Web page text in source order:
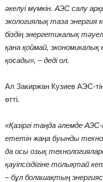
әкелуі мүмкін. АЭС салу
экологиялық таза энергия
біздің энергетикалық
қана қоймай, экономикалық
қосады», – деді ол.
Ал Закиржан Кузиев АЭС-тің
өтті.
«Қазіргі таңда әлемде АЭС-
ететін жаңа буынды
да осы озық
қауіпсіздігіне толықтай
– бұл болашақтың